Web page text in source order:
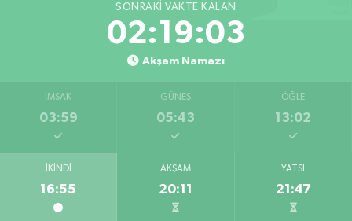
SONRAKI VAKTE KALAN
02:19:02
Akşam Namazı
İMSAK
03:59
GÜNEŞ
05:43
ÖĞLE
13:02
İKINDI
16:55
AKŞAM
20:11
YATSI
21:47